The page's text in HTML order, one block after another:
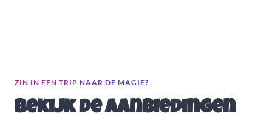
ZIN IN EEN TRIP NAAR DE MAGIE?
Bekijk de aanbiedingen